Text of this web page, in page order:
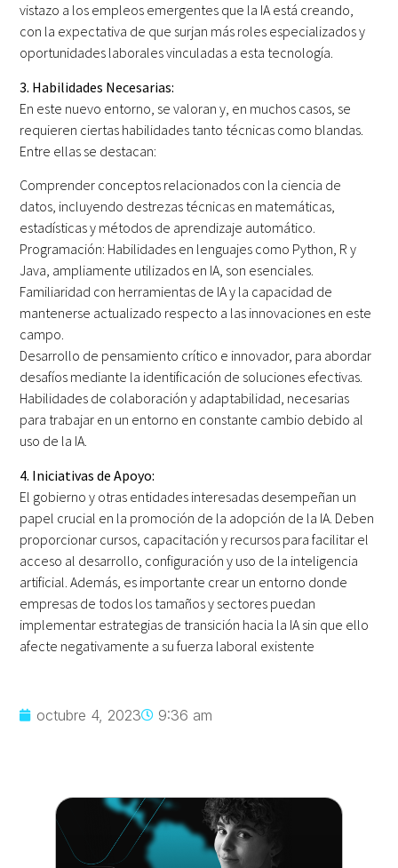
vistazo a los empleos emergentes que la IA está creando,
con la expectativa de que surjan más roles especializados y
oportunidades laborales vinculadas a esta tecnología.
3. Habilidades Necesarias:
En este nuevo entorno, se valoran y, en muchos casos, se
requieren ciertas habilidades tanto técnicas como blandas.
Entre ellas se destacan:
Comprender conceptos relacionados con la ciencia de
datos, incluyendo destrezas técnicas en matemáticas,
estadísticas y métodos de aprendizaje automático.
Programación: Habilidades en lenguajes como Python, R y
Java, ampliamente utilizados en IA, son esenciales.
Familiaridad con herramientas de IA y la capacidad de
mantenerse actualizado respecto a las innovaciones en este
campo.
Desarrollo de pensamiento crítico e innovador, para abordar
desafíos mediante la identificación de soluciones efectivas.
Habilidades de colaboración y adaptabilidad, necesarias
para trabajar en un entorno en constante cambio debido al
uso de la IA.
4. Iniciativas de Apoyo:
El gobierno y otras entidades interesadas desempeñan un
papel crucial en la promoción de la adopción de la IA. Deben
proporcionar cursos, capacitación y recursos para facilitar el
acceso al desarrollo, configuración y uso de la inteligencia
artificial. Además, es importante crear un entorno donde
empresas de todos los tamaños y sectores puedan
implementar estrategias de transición hacia la IA sin que ello
afecte negativamente a su fuerza laboral existente
octubre 4, 2023 9:36 am